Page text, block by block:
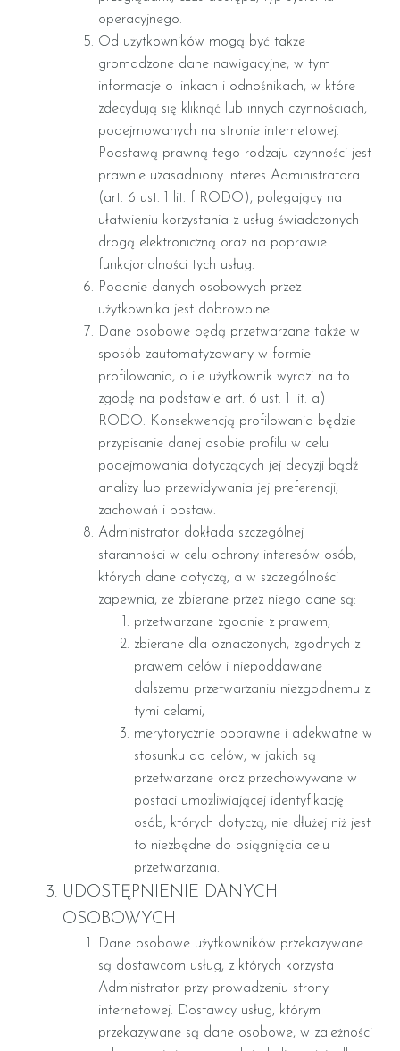
operacyjnego.
Od użytkowników mogą być także
gromadzone dane nawigacyjne, w tym
informacje o linkach i odnośnikach, w które
zdecydują się kliknąć lub innych czynnościach,
podejmowanych na stronie internetowej.
Podstawą prawną tego rodzaju czynności jest
prawnie uzasadniony interes Administratora
(art. 6 ust. 1 lit. f RODO), polegający na
ułatwieniu korzystania z usług świadczonych
drogą elektroniczną oraz na poprawie
funkcjonalności tych usług.
Podanie danych osobowych przez
użytkownika jest dobrowolne.
Dane osobowe będą przetwarzane także w
sposób zautomatyzowany w formie
profilowania, o ile użytkownik wyrazi na to
zgodę na podstawie art. 6 ust. 1 lit. a)
RODO. Konsekwencją profilowania będzie
przypisanie danej osobie profilu w celu
podejmowania dotyczących jej decyzji bądź
analizy lub przewidywania jej preferencji,
zachowań i postaw.
Administrator dokłada szczególnej
staranności w celu ochrony interesów osób,
których dane dotyczą, a w szczególności
zapewnia, że zbierane przez niego dane są:
przetwarzane zgodnie z prawem,
zbierane dla oznaczonych, zgodnych z
prawem celów i niepoddawane
dalszemu przetwarzaniu niezgodnemu z
tymi celami,
merytorycznie poprawne i adekwatne w
stosunku do celów, w jakich są
przetwarzane oraz przechowywane w
postaci umożliwiającej identyfikację
osób, których dotyczą, nie dłużej niż jest
to niezbędne do osiągnięcia celu
przetwarzania.
UDOSTĘPNIENIE DANYCH
OSOBOWYCH
Dane osobowe użytkowników przekazywane
są dostawcom usług, z których korzysta
Administrator przy prowadzeniu strony
internetowej. Dostawcy usług, którym
przekazywane są dane osobowe, w zależności